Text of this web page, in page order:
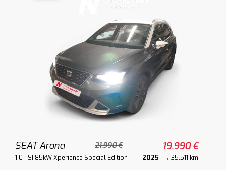
SEAT Arona 21.990 € 19.990 €
1.0 TSI 85kW Xperience Special Edition 2025 35.511 km